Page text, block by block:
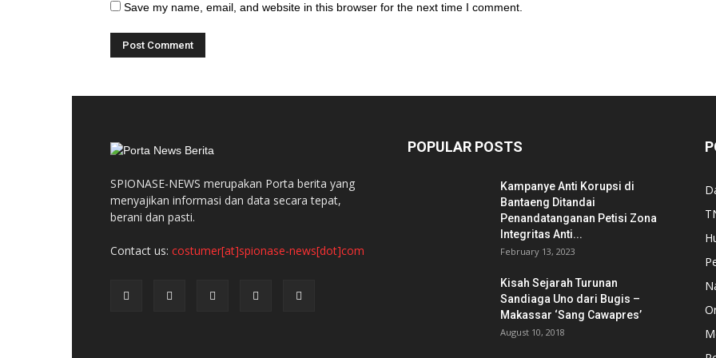
Save my name, email, and website in this browser for the next time I comment.
SPIONASE-NEWS merupakan Porta berita yang
menyajikan informasi dan data secara tepat,
berani dan pasti.
Contact us: costumer[at]spionase-news[dot]com
POPULAR POSTS
Kampanye Anti Korupsi di
Bantaeng Ditandai
Penandatanganan Petisi Zona
Integritas Anti...
February 13, 2023
Kisah Sejarah Turunan
Sandiaga Uno dari Bugis –
Makassar ‘Sang Cawapres’
August 10, 2018